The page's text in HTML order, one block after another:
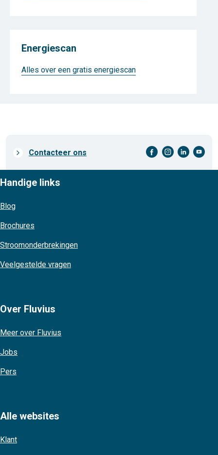
Energiescan
Alles over een gratis energiescan
Prefooter
Contacteer ons facebook-cirkel instagram-cirkel linkedin-cirkel youtube-cirkel
Handige links
Blog
Brochures
Stroomonderbrekingen
Veelgestelde vragen
Over Fluvius
Meer over Fluvius
Jobs
Pers
Alle websites
Klant